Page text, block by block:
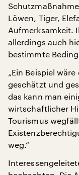
Löwen, Tiger,
Aufmerksamkeit.
allerdings auch
bestimmte
„Ein Beispiel
geschätzt und
das kann man
wirtschaftlicher
Tourismus
weg.“